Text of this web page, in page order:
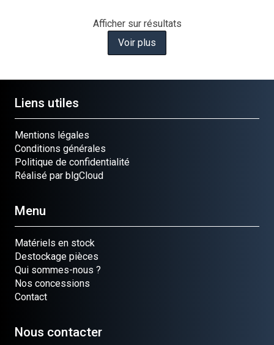
Afficher sur résultats
Voir plus
Liens utiles
Mentions légales
Conditions générales
Politique de confidentialité
Réalisé par blgCloud
Menu
Matériels en stock
Destockage pièces
Qui sommes-nous ?
Nos concessions
Contact
Nous contacter